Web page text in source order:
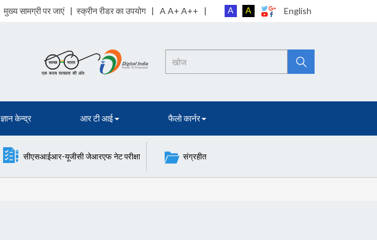
मुख्य सामग्री पर जाएं| स्क्रीन रीडर का उपयोग| A A+ A++ | A A English
Search
ज्ञान केन्द्र आर टी आई फैलो कार्नर
सीएसआईआर-यूजीसी जेआरएफ नेट परीक्षा संग्रहीत